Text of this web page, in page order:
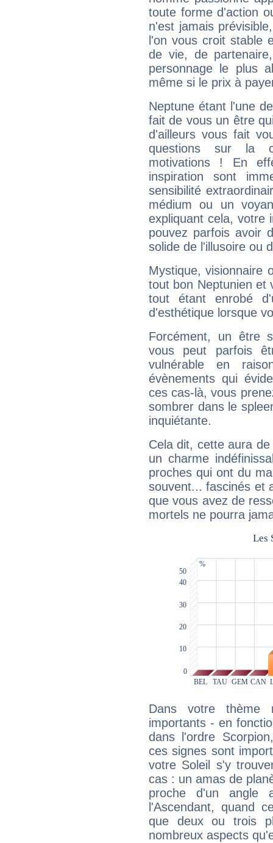
toute forme d'action
n'est jamais
l'on vous croit stable
de vie, de
personnage le plus
même si le prix à
Neptune étant l'une
fait de vous un être
d'ailleurs vous fait
questions sur la
motivations ! En
inspiration sont
sensibilité
médium ou un
expliquant cela, votre
pouvez parfois avoir
solide de l'illusoire ou
Mystique, visionnaire
tout bon Neptunien et
tout étant enrobé
d'esthétique lorsque
Forcément, un être
vous peut parfois
vulnérable en
évènements qui
ces cas-là, vous
sombrer dans le
inquiétante.
Cela dit, cette aura
un charme
proches qui ont du
souvent... fascinés et
que vous avez de
mortels ne pourra
Dans votre thème
importants - en
dans l'ordre
ces signes sont
votre Soleil s'y
cas : un amas de
proche d'un
l'Ascendant, quand
que deux ou trois
nombreux aspects